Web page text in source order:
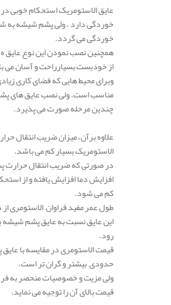
عایق الاستومریک استحکام خوبی
خوردگی دارد ، ولی پشم شیشه
خوردگی می گردد.
همچنین نصب نمودن این نوع عایق
از خودبست بسیارراحت و آسان می
وبرای محیط هایی که فضای کاری
مناسب است. ولی نصب عایق های
چندین مرحله صورت می پذیرد.
علاوه برآن، میزان ضریب انتقال
الاستومریک بسیار کم می باشد.
در صورتی که ضریب انتقال حرارت
افزایش دما افزایش یافته و از
کم می شود.
طول عمر مفید فراوان الاستومری
این عایق نسبت به عایق پشم شیشه
رود.
قیمت الاستومری در مقایسه با
حدودی بیشتر و گران تر است.
ولی مزیت و خصوصیات منحصر به
قیمت بالای آن را توجیه می نماید.